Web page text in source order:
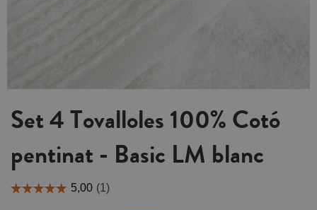
Set 4 Tovalloles 100% Cotó
pentinat - Basic LM blanc